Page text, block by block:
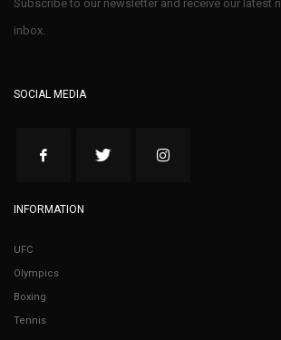
Subscribe to our newsletter and receive our latest
inbox.
SOCIAL MEDIA
INFORMATION
UFC
Olympics
Boxing
Tennis